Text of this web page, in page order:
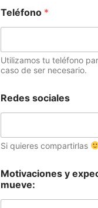
Teléfono *
Utilizamos tu teléfono
caso de ser necesario.
Redes sociales
Si quieres compartirlas
Motivaciones y
mueve: